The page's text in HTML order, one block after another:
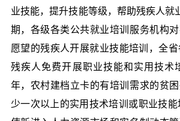
业技能，提升技能等级，帮助残疾人就
期，各级各类公共就业培训服务机构对
愿望的残疾人开展就业技能培训，全
残疾人免费开展职业技能和实用技术
年，农村建档立卡的有培训需求的贫
少一次以上的实用技术培训或职业技能